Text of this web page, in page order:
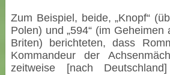
Zum Beispiel, beide, „Knopf“
Polen) und „594“ (im
Briten) berichteten, dass
Kommandeur der
zeitweise [nach